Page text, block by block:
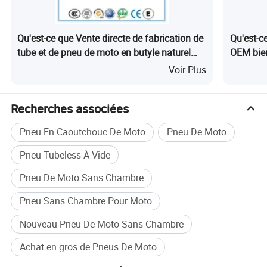
Ce que nous avons :
1,nous avons un contrôle strict de la qualité du matériau brut
.bonnes matières premières est la fondation de l'de bons produits
2,nous avons le certificat de la CCC,CIQ,DOT,SGS,FILS ,,ISO9001 et
d'autres nous pouvons appliquer selon votre demande .
Qu'est-ce que Vente directe de fabrication de
tube et de pneu de moto en butyle naturel
Voir Plus
Qu'est-
OEM
Recherches associées
Pneu En Caoutchouc De Moto
Pneu De Moto
Pneu Tubeless À Vide
Pneu De Moto Sans Chambre
Pneu Sans Chambre Pour Moto
Nouveau Pneu De Moto Sans Chambre
Achat en gros de Pneus De Moto